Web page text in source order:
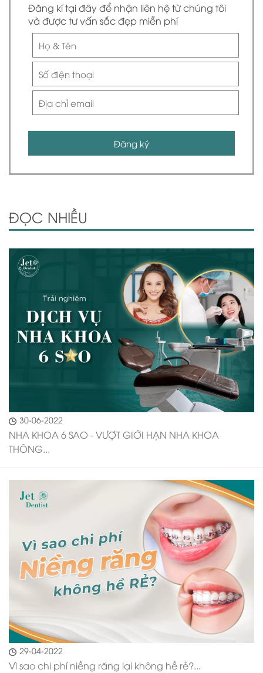
Đăng kí tại đây để nhận liên hệ từ chúng tôi
và được tư vấn sắc đẹp miễn phí
Đăng ký
ĐỌC NHIỀU
30-06-2022
NHA KHOA 6 SAO - VƯỢT GIỚI HẠN NHA KHOA
THÔNG...
29-04-2022
Vì sao chi phí niềng răng lại không hề rẻ?...